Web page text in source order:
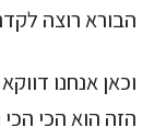
הבורא רוצה
וכאן אנחנו
הזה הוא הכי